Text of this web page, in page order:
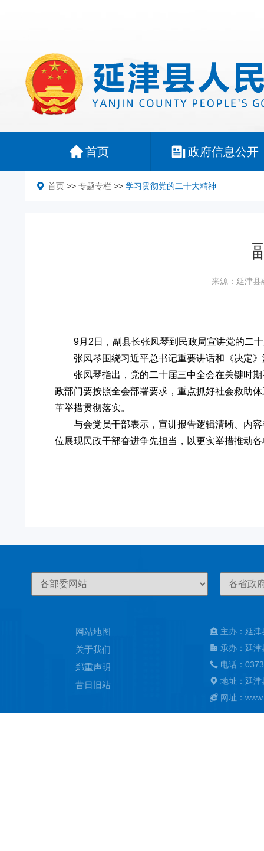
首页 政府信息公开
首页 >> 专题专栏 >> 学习贯彻党的二十大精神
来源：延津县
9月2日，副县长张凤琴到民政局宣讲党的二
张凤琴围绕习近平总书记重要讲话和《决定
张凤琴指出，党的二十届三中全会在关键时
政部门要按照全会部署要求，重点抓好社会救助
革举措贯彻落实。
与会党员干部表示，宣讲报告逻辑清晰、内
位展现民政干部奋进争先担当，以更实举措推动
网站地图
关于我们
郑重声明
昔日旧站
主办：延
承办：延
电话：
地址：延
网址：